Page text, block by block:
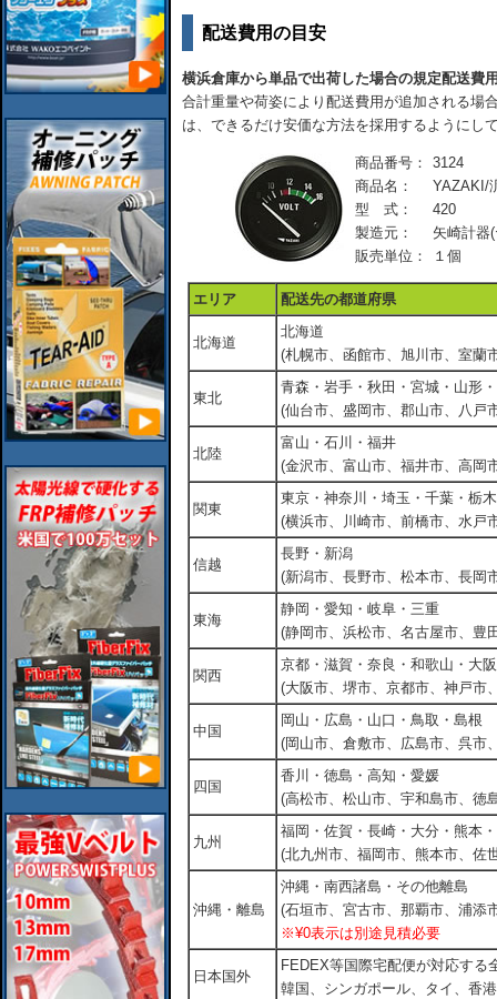
配送費用の目安
横浜倉庫から単品で出荷した場合の規定配送費
合計重量や荷姿により配送費用が追加される場
は、できるだけ安価な方法を採用するようにし
商品番号：
3124
商品名：
YAZAKI/
型 式：
420
製造元：
矢崎計器
販売単位：
１個
エリア 配送先の都道府県
北海道
北海道
(札幌市、函館市、旭川市、室蘭
東北
青森・岩手・秋田・宮城・山形
(仙台市、盛岡市、郡山市、八戸
北陸
富山・石川・福井
(金沢市、富山市、福井市、高岡
関東
東京・神奈川・埼玉・千葉・栃
(横浜市、川崎市、前橋市、水戸
信越
長野・新潟
(新潟市、長野市、松本市、長岡
東海
静岡・愛知・岐阜・三重
(静岡市、浜松市、名古屋市、豊
関西
京都・滋賀・奈良・和歌山・大
(大阪市、堺市、京都市、神戸市
中国
岡山・広島・山口・鳥取・島根
(岡山市、倉敷市、広島市、呉市
四国
香川・徳島・高知・愛媛
(高松市、松山市、宇和島市、徳
九州
福岡・佐賀・長崎・大分・熊本
(北九州市、福岡市、熊本市、佐
沖縄・離島
沖縄・南西諸島・その他離島
(石垣市、宮古市、那覇市、浦添
※¥0表示は別途見積必要
日本国外
FEDEX等国際宅配便が対応す
韓国、シンガポール、タイ、香